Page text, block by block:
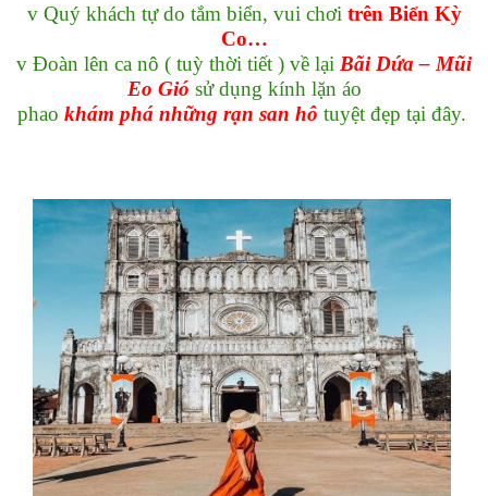
v Quý khách tự do tắm biển, vui chơi trên Biển Kỳ
Co…
v Đoàn lên ca nô ( tuỳ thời tiết ) về lại Bãi Dứa – Mũi
Eo Gió sử dụng kính lặn áo
phao khám phá những rạn san hô tuyệt đẹp tại đây.